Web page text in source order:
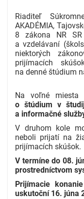
Riaditeľ
AKADÉMIA,
8 zákona NR
a vzdelávaní
niektorých
prijímacích
na denné štúdium
Na voľné
o štúdium v
a informačné
V druhom kole
neboli prijatí na
prijímacích skúšok.
V termíne do 08.
prostredníctvom
Prijímacie
uskutoční 16. júna